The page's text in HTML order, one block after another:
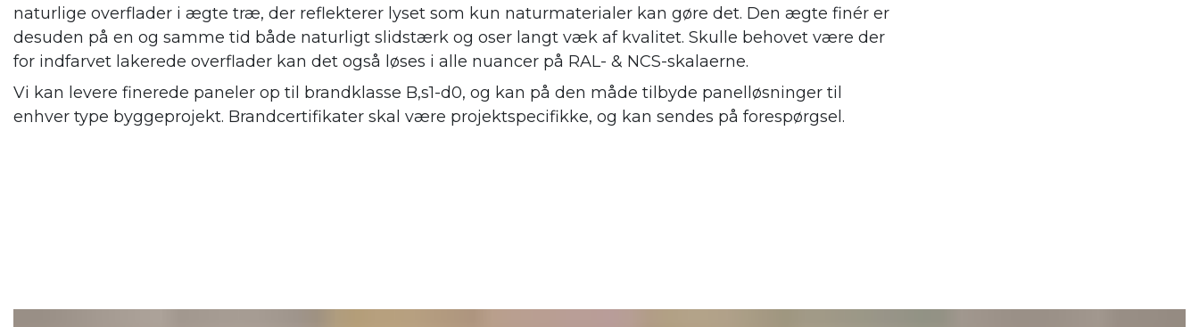
naturlige overflader i ægte træ, der reflekterer lyset som kun naturmaterialer kan gøre det. Den ægte finér er
desuden på en og samme tid både naturligt slidstærk og oser langt væk af kvalitet. Skulle behovet være der
for indfarvet lakerede overflader kan det også løses i alle nuancer på RAL- & NCS-skalaerne.
Vi kan levere finerede paneler op til brandklasse B,s1-d0, og kan på den måde tilbyde panelløsninger til
enhver type byggeprojekt. Brandcertifikater skal være projektspecifikke, og kan sendes på forespørgsel.